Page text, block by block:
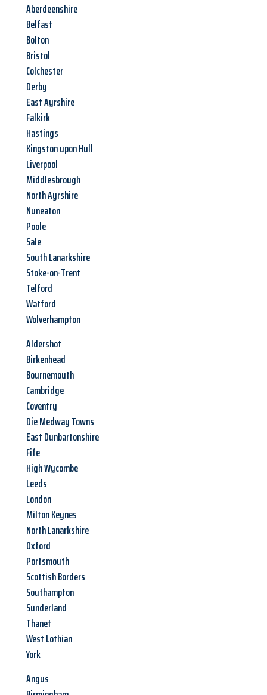
Aberdeenshire
Belfast
Bolton
Bristol
Colchester
Derby
East Ayrshire
Falkirk
Hastings
Kingston upon Hull
Liverpool
Middlesbrough
North Ayrshire
Nuneaton
Poole
Sale
South Lanarkshire
Stoke-on-Trent
Telford
Watford
Wolverhampton
Aldershot
Birkenhead
Bournemouth
Cambridge
Coventry
Die Medway Towns
East Dunbartonshire
Fife
High Wycombe
Leeds
London
Milton Keynes
North Lanarkshire
Oxford
Portsmouth
Scottish Borders
Southampton
Sunderland
Thanet
West Lothian
York
Angus